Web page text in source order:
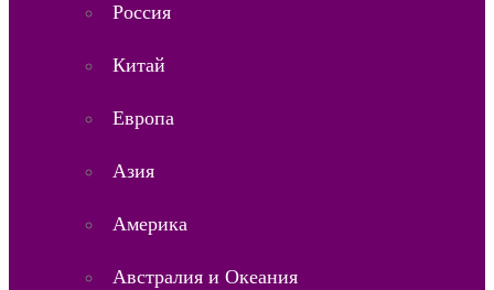
Россия
Китай
Европа
Азия
Америка
Австралия и Океания